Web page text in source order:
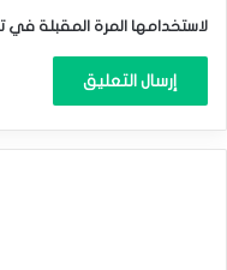
لاستخدامها المرة المقبلة